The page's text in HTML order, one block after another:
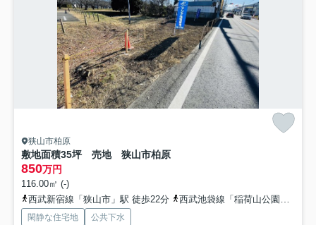
狭山市柏原
敷地面積35坪 売地 狭山市柏原
850万円
116.00㎡ (-)
西武新宿線「狭山市」駅 徒歩22分
西武池袋線「稲荷山公園」駅 徒歩30分
閑静な住宅地 公共下水